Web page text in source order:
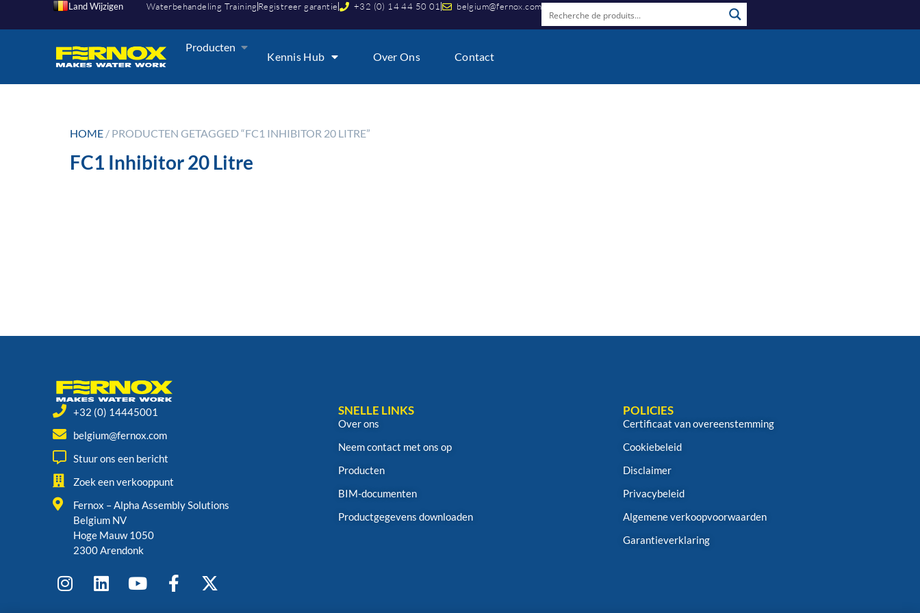
Land Wijzigen Waterbehandeling Training Registreer garantie +32 (0) 14 44 50 01 belgium@fernox.com
Producten
Kennis Hub Over Ons Contact
HOME / PRODUCTEN GETAGGED “FC1 INHIBITOR 20 LITRE”
FC1 Inhibitor 20 Litre
+32 (0) 14445001
belgium@fernox.com
Stuur ons een bericht
Zoek een verkooppunt
Fernox – Alpha Assembly Solutions
Belgium NV
Hoge Mauw 1050
2300 Arendonk
SNELLE LINKS
Over ons
Neem contact met ons op
Producten
BIM-documenten
Productgegevens downloaden
POLICIES
Certificaat van overeenstemming
Cookiebeleid
Disclaimer
Privacybeleid
Algemene verkoopvoorwaarden
Garantieverklaring